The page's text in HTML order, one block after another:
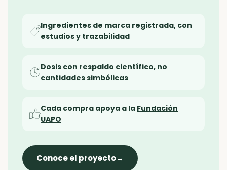
Ingredientes de marca registrada, con
estudios y trazabilidad
Dosis con respaldo científico, no
cantidades simbólicas
Cada compra apoya a la Fundación
UAPO
Conoce el proyecto→